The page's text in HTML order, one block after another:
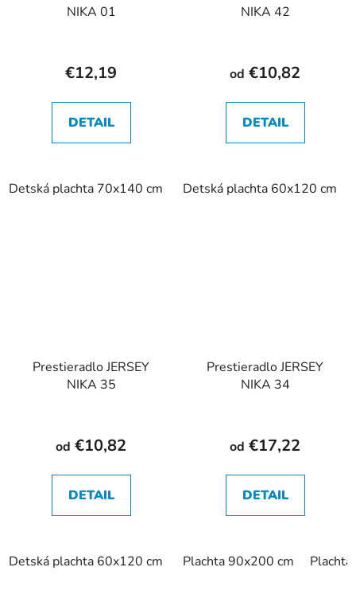
NIKA 01
€12,19
DETAIL
Detská plachta 70x140 cm
NIKA 42
od €10,82
DETAIL
Detská plachta 60x120 cm
Prestieradlo JERSEY
NIKA 35
od €10,82
DETAIL
Detská plachta 60x120 cm Detská plachta 70x140 cm
Prestieradlo JERSEY
NIKA 34
od €17,22
DETAIL
Plachta 90x200 cm